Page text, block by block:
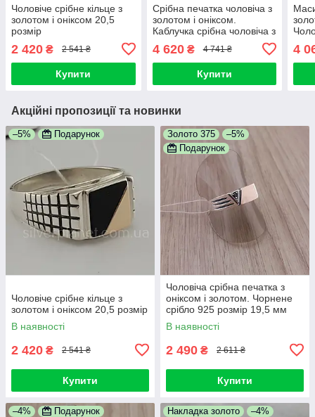
Чоловіче срібне кільце з
золотом і оніксом 20,5
розмір
2 420 ₴ 2 541 ₴
Купити
Срібна печатка чоловіча з
золотом і оніксом.
Каблучка срібна чоловіча з
чорним каменем
4 620₴ 4 741 ₴
Купити
4
Акційні пропозиції та новинки
–5% Подарунок
Чоловіче срібне кільце з
золотом і оніксом 20,5 розмір
В наявності
2 420 ₴ 2 541 ₴
Купити
Золото 375
–5%
Подарунок
Чоловіча срібна печатка з
оніксом і золотом. Чорнене
срібло 925 розмір 19,5 мм
В наявності
2 490 ₴ 2 611 ₴
Купити
–4% Подарунок Накладка золото
–4%